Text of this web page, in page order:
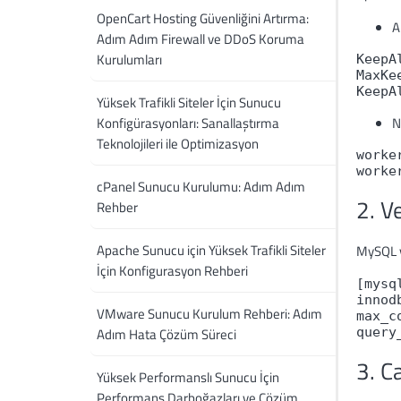
2.
3.
OpenCart Hosting Güvenliğini Artırma:
Adım Adım Firewall ve DDoS Koruma
Kurulumları
Yüksek Trafikli Siteler İçin Sunucu
Konfigürasyonları: Sanallaştırma
Teknolojileri ile Optimizasyon
cPanel Sunucu Kurulumu: Adım Adım
Rehber
Apache Sunucu için Yüksek Trafikli Siteler
İçin Konfigurasyon Rehberi
VMware Sunucu Kurulum Rehberi: Adım
Adım Hata Çözüm Süreci
Yüksek Performanslı Sunucu İçin